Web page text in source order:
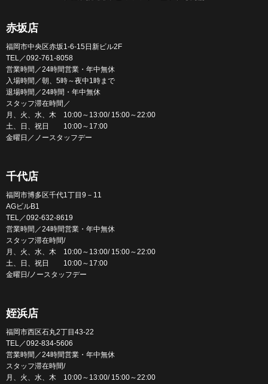
赤坂店
福岡市中央区赤坂1-6-15日新ビル2F
TEL／092-761-8058
営業時間／24時間営業・年中無休
入場時間／朝、5時～夜中1時まで
退場時間／24時間・年中無休
スタッフ滞在時間／
月、火、水、木 10:00～13:00/ 15:00～22:00
土、日、祝日 10:00～17:00
金曜日／ノースタッフデー
千代店
福岡市博多区千代1丁目9－11
AGビルB1
TEL／092-632-8619
営業時間／24時間営業・年中無休
スタッフ滞在時間/
月、火、水、木 10:00～13:00/ 15:00～22:00
土、日、祝日 10:00～17:00
金曜日/ノースタッフデー
姪浜店
福岡市西区石丸2丁目43-22
TEL／092-834-5606
営業時間／24時間営業・年中無休
スタッフ滞在時間/
月、火、水、木 10:00～13:00/ 15:00～22:00